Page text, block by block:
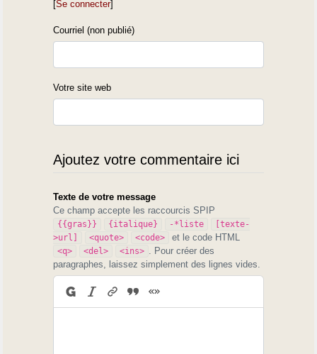
[Se connecter]
Courriel (non publié)
Votre site web
Ajoutez votre commentaire ici
Texte de votre message
Ce champ accepte les raccourcis SPIP
{{gras}} {italique} -*liste
[texte-
>url]
<quote> <code> et le code HTML
<q> <del> <ins>
. Pour créer des
paragraphes, laissez simplement des lignes vides.